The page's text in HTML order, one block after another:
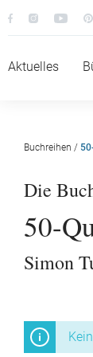
Aktuelles
Buchreihen /
Die
50-
Simon